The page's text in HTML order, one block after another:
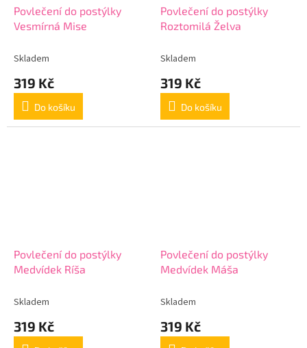
Povlečení do postýlky
Vesmírná Mise
Skladem
319 Kč
Do košíku
Povlečení do postýlky
Roztomilá Želva
Skladem
319 Kč
Do košíku
Povlečení do postýlky
Medvídek Ríša
Skladem
319 Kč
Povlečení do postýlky
Medvídek Máša
Skladem
319 Kč